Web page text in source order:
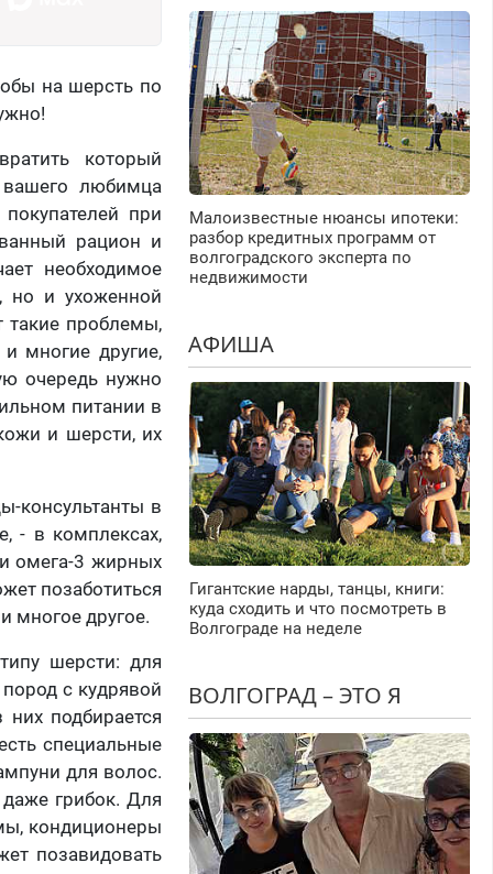
на шерсть по
который
любимца
при
рацион и
необходимое
но и ухоженной
такие проблемы,
многие другие,
очередь нужно
питании в
и шерсти, их
консультанты в
- в комплексах,
омега-3 жирных
позаботиться
многое другое.
шерсти: для
с кудрявой
подбирается
специальные
для волос.
грибок. Для
кондиционеры
позавидовать
Малоизвестные нюансы ипотеки:
разбор кредитных программ от
волгоградского эксперта по
недвижимости
АФИША
Гигантские нарды, танцы, книги:
куда сходить и что посмотреть в
Волгограде на неделе
ВОЛГОГРАД – ЭТО Я